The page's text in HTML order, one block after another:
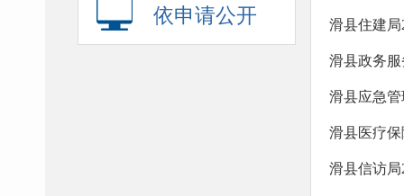
依申请公开 滑县住建
滑县政务
滑县应急
滑县医疗
滑县信访